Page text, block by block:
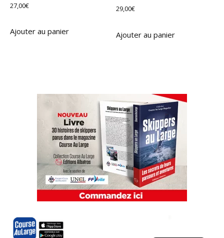
27,00€
Ajouter au panier
29,00€
Ajouter au panier